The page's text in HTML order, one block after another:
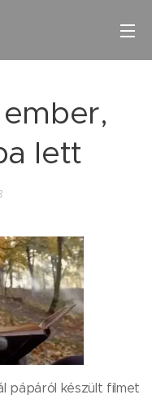
lett
pápáról készült filmet